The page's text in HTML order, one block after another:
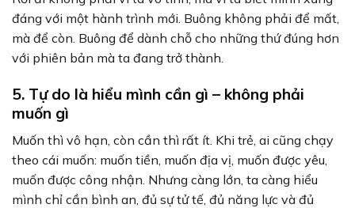
đáng với một hành trình mới. Buông không phải để mất,
mà để còn. Buông để dành chỗ cho những thứ đúng hơn
với phiên bản mà ta đang trở thành.
5. Tự do là hiểu mình cần gì – không phải
muốn gì
Muốn thì vô hạn, còn cần thì rất ít. Khi trẻ, ai cũng chạy
theo cái muốn: muốn tiền, muốn địa vị, muốn được yêu,
muốn được công nhận. Nhưng càng lớn, ta càng hiểu
mình chỉ cần bình an, đủ sự tử tế, đủ năng lực và đủ